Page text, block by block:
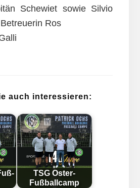
Schewiet sowie Silvio
Ros
auch interessieren:
TSG Oster-
Fußballcamp